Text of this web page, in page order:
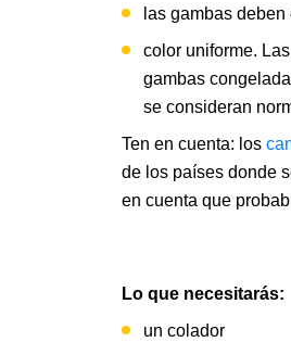
las gambas
color uniforme.
gambas
se consideran
Ten en cuenta: los
de los países donde
en cuenta que
Lo que necesitarás:
un colador